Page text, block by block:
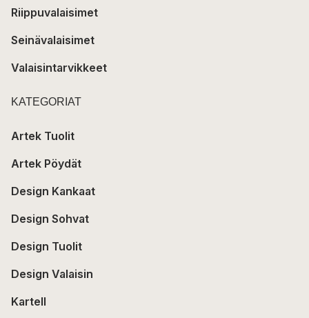
Riippuvalaisimet
Seinävalaisimet
Valaisintarvikkeet
KATEGORIAT
Artek Tuolit
Artek Pöydät
Design Kankaat
Design Sohvat
Design Tuolit
Design Valaisin
Kartell